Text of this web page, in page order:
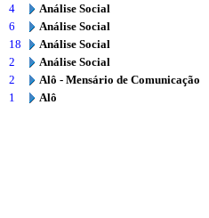
4
Análise Social
6
Análise Social
18
Análise Social
2
Análise Social
2
Alô - Mensário de Comunicação
1
Alô